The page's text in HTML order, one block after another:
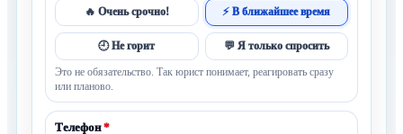
🔥 Очень срочно! ⚡ В ближайшее время
🕘 Не горит 💬 Я только спросить
Это не обязательство. Так юрист понимает, реагировать сразу
или планово.
Телефон*